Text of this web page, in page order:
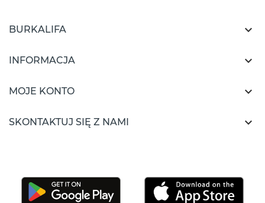
BURKALIFA 
INFORMACJA 
MOJE KONTO 
SKONTAKTUJ SIĘ Z NAMI 